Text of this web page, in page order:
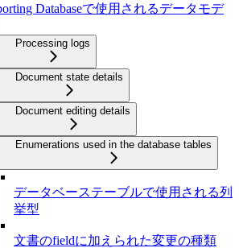
Databaseで使用されるデータモデ
Processing logs
Document state details
Document editing details
Enumerations used in the database tables
データベーステーブルで使用される列
挙型
文書のfieldに加えられた変更の種類